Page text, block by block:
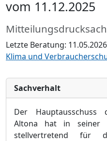
vom 11.12.2025
Letzte Beratung: 11.05.2026
Klima und
Sachverhalt
Der Hauptausschuss
Altona hat in seiner
stellvertretend für